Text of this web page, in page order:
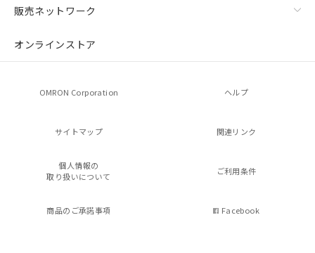
販売ネットワーク
オンラインストア
OMRON Corporation ヘルプ
サイトマップ 関連リンク
個人情報の
取り扱いについて
ご利用条件
商品のご承諾事項 Facebook